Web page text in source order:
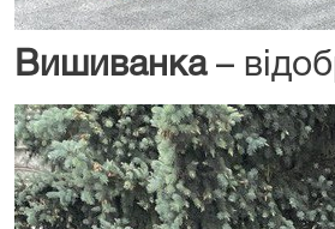
Вишиванка–